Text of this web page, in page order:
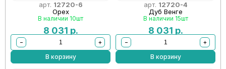
арт. 12720-6
Орех
В наличии 10шт
8 031 р.
−
+
В корзину
арт. 12720-4
Дуб Венге
В наличии 15шт
8 031 р.
−
+
В корзину